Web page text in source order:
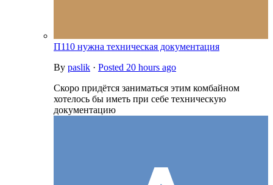
П110 нужна техническая документация
By paslik · Posted 20 hours ago
Скоро придётся заниматься этим комбайном
хотелось бы иметь при себе техническую
документацию